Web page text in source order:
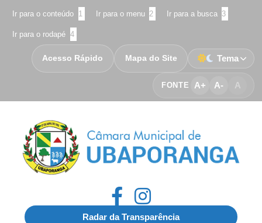
Ir para o conteúdo 1 Ir para o menu 2 Ir para a busca 3
Ir para o rodapé 4
FONTE A+ A- A
Acesso Rápido Mapa do Site Tema
Radar da Transparência